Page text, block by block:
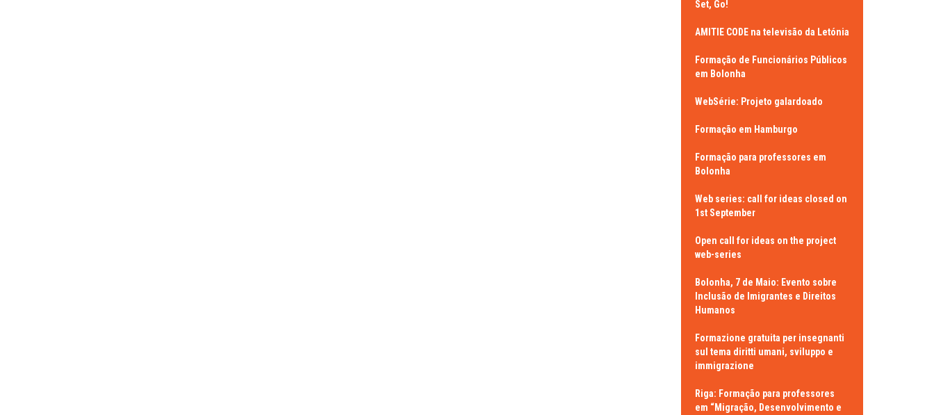
Set, Go!
AMITIE CODE na televisão da Letónia
Formação de Funcionários Públicos
em Bolonha
WebSérie: Projeto galardoado
Formação em Hamburgo
Formação para professores em
Bolonha
Web series: call for ideas closed on
1st September
Open call for ideas on the project
web-series
Bolonha, 7 de Maio: Evento sobre
Inclusão de Imigrantes e Direitos
Humanos
Formazione gratuita per insegnanti
sul tema diritti umani, sviluppo e
immigrazione
Riga: Formação para professores
em “Migração, Desenvolvimento e